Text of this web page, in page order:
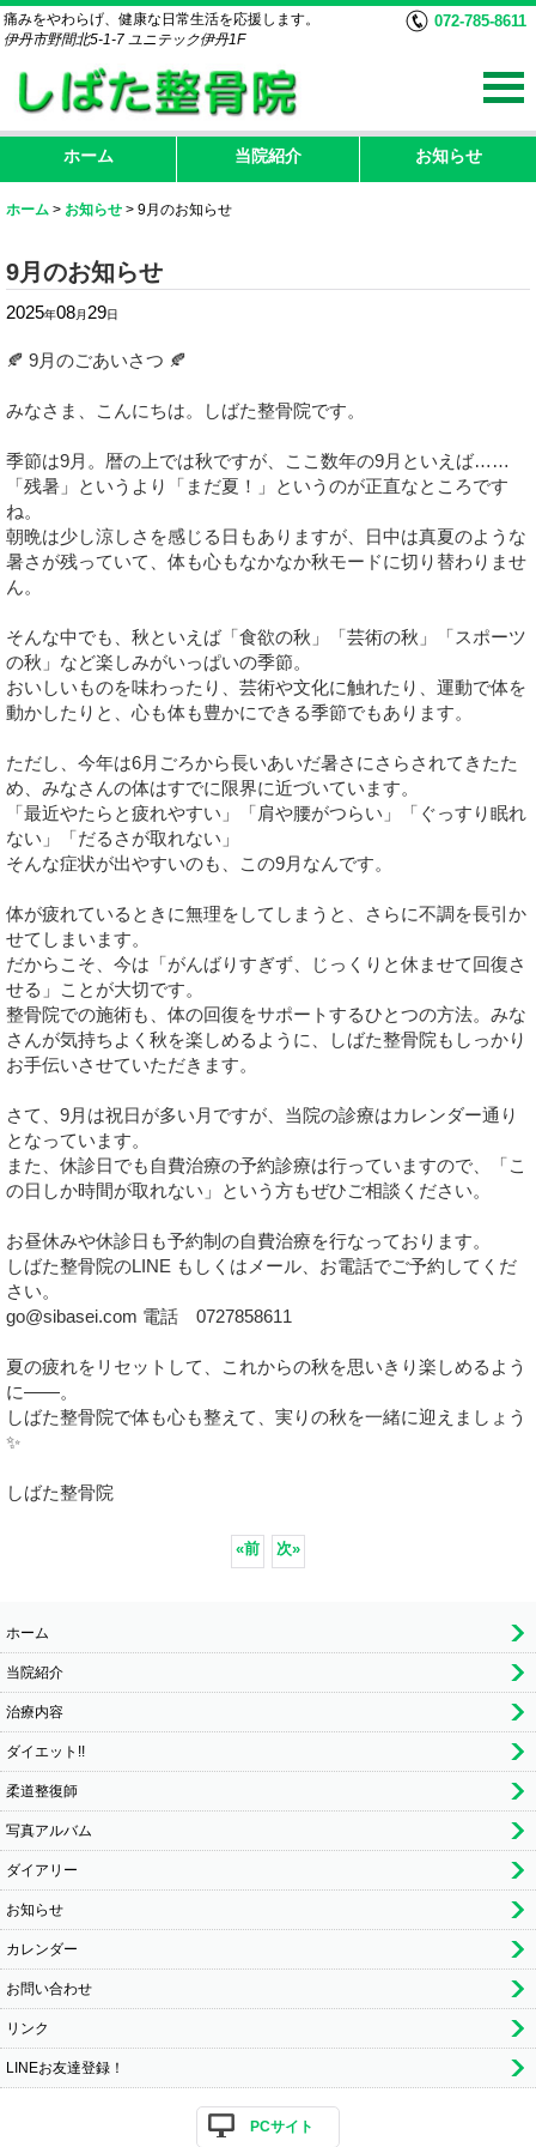
痛みをやわらげ、健康な日常生活を応援します。
伊丹市野間北5-1-7 ユニテック伊丹1F
072-785-8611
ホーム 当院紹介 お知らせ
ホーム > お知らせ > 9月のお知らせ
9月のお知らせ
2025年08月 29日
🍂 9月のごあいさつ 🍂
みなさま、こんにちは。しばた整骨院です。
季節は9月。暦の上では秋ですが、ここ数年の9月といえば……
「残暑」というより「まだ夏！」というのが正直なところです
ね。
朝晩は少し涼しさを感じる日もありますが、日中は真夏のような
暑さが残っていて、体も心もなかなか秋モードに切り替わりませ
ん。
そんな中でも、秋といえば「食欲の秋」「芸術の秋」「スポーツ
の秋」など楽しみがいっぱいの季節。
おいしいものを味わったり、芸術や文化に触れたり、運動で体を
動かしたりと、心も体も豊かにできる季節でもあります。
ただし、今年は6月ごろから長いあいだ暑さにさらされてきたた
め、みなさんの体はすでに限界に近づいています。
「最近やたらと疲れやすい」「肩や腰がつらい」「ぐっすり眠れ
ない」「だるさが取れない」
そんな症状が出やすいのも、この9月なんです。
体が疲れているときに無理をしてしまうと、さらに不調を長引か
せてしまいます。
だからこそ、今は「がんばりすぎず、じっくりと休ませて回復さ
せる」ことが大切です。
整骨院での施術も、体の回復をサポートするひとつの方法。みな
さんが気持ちよく秋を楽しめるように、しばた整骨院もしっかり
お手伝いさせていただきます。
さて、9月は祝日が多い月ですが、当院の診療はカレンダー通り
となっています。
また、休診日でも自費治療の予約診療は行っていますので、「こ
の日しか時間が取れない」という方もぜひご相談ください。
お昼休みや休診日も予約制の自費治療を行なっております。
しばた整骨院のLINE もしくはメール、お電話でご予約してくだ
さい。
go@sibasei.com 電話 0727858611
夏の疲れをリセットして、これからの秋を思いきり楽しめるよう
に——。
しばた整骨院で体も心も整えて、実りの秋を一緒に迎えましょう
✨
しばた整骨院
«前 次»
ホーム
当院紹介
治療内容
ダイエット!!
柔道整復師
写真アルバム
ダイアリー
お知らせ
カレンダー
お問い合わせ
リンク
LINEお友達登録！
PCサイト